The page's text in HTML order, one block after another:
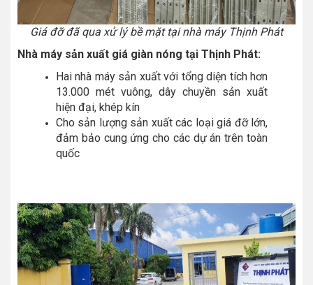
Giá đỡ đã qua xử lý bề mặt tại nhà máy Thịnh Phát
Nhà máy sản xuất giá giàn nóng tại Thịnh Phát:
Hai nhà máy sản xuất với tổng diện tích hơn
13.000 mét vuông, dây chuyền sản xuất
hiện đại, khép kín
Cho sản lượng sản xuất các loại giá đỡ lớn,
đảm bảo cung ứng cho các dự án trên toàn
quốc